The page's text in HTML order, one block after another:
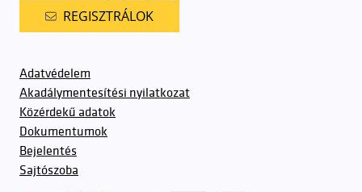
REGISZTRÁLOK
Adatvédelem
Akadálymentesítési nyilatkozat
Közérdekű adatok
Dokumentumok
Bejelentés
Sajtószoba